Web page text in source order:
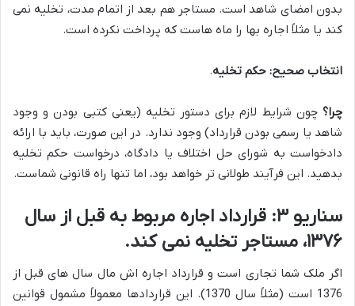
بدون امضای شاهد است. مستاجر هم بعد از اتمام مدت، تخلیه نمی
کند یا مثلاً اجاره بها را ماه هاست که پرداخت نکرده است.
انتخاب صحیح: حکم تخلیه.
چرا؟ چون شرایط لازم برای دستور تخلیه (یعنی کتبی بودن و وجود
شاهد یا رسمی بودن قرارداد) وجود ندارد. در این صورت، باید با ارائه
دادخواست به شورای حل اختلاف یا دادگاه، درخواست حکم تخلیه
بدهید. این فرآیند طولانی تر خواهد بود، اما تنها راه قانونی شماست.
سناریو ۳: قرارداد اجاره مربوط به قبل از سال
۱۳۷۶، مستاجر تخلیه نمی کند.
اگر ملک شما تجاری است و قرارداد اجاره اش مال سال های قبل از
1376 است (مثلاً سال 1370). این قراردادها معمولاً مشمول قوانین